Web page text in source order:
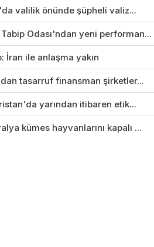
valilik önünde şüpheli valiz...
Odası'ndan yeni performan...
İran ile anlaşma yakın
tasarruf finansman şirketler...
yarından itibaren etik...
kümes hayvanlarını kapalı ...